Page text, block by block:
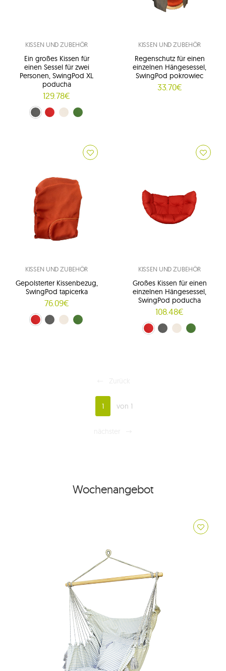
KISSEN UND ZUBEHÖR
Ein großes Kissen für
einen Sessel für zwei
Personen, SwingPod XL
poducha
129.78€
grafitgrau (01)
Rot (02)Creme (03)zielony (04)
KISSEN UND ZUBEHÖR
Regenschutz für einen
einzelnen Hängesessel,
SwingPod pokrowiec
33.70€
KISSEN UND ZUBEHÖR
Gepolsterter Kissenbezug,
SwingPod tapicerka
76.09€
Rot (01)
grafitgrau (02)
Creme (03)Grün (04)
KISSEN UND ZUBEHÖR
Großes Kissen für einen
einzelnen Hängesessel,
SwingPod poducha
108.48€
Rot (01)
grafitgrau (02)
Creme (03)zielony (04)
1 von 1
Wochenangebot